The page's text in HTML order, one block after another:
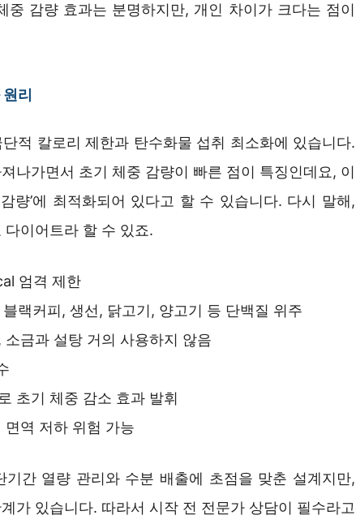
중 감량 효과는 분명하지만, 개인 차이가 크다는 점이
리
적 칼로리 제한과 탄수화물 섭취 최소화에 있습니다.
나가면서 초기 체중 감량이 빠른 점이 특징인데요, 이
량’에 최적화되어 있다고 할 수 있습니다. 다시 말해,
이어트라 할 수 있죠.
엄격 제한
랙커피, 생선, 닭고기, 양고기 등 단백질 위주
금과 설탕 거의 사용하지 않음
초기 체중 감소 효과 발휘
역 저하 위험 가능
간 열량 관리와 수분 배출에 초점을 맞춘 설계지만,
가 있습니다. 따라서 시작 전 전문가 상담이 필수라고